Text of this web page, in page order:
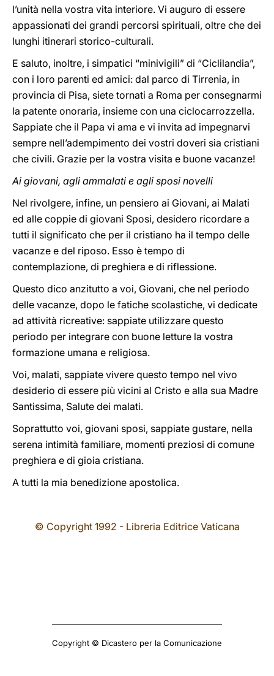
l’unità nella vostra vita interiore. Vi auguro di essere
appassionati dei grandi percorsi spirituali, oltre che dei
lunghi itinerari storico-culturali.
E saluto, inoltre, i simpatici “minivigili” di “Ciclilandia”,
con i loro parenti ed amici: dal parco di Tirrenia, in
provincia di Pisa, siete tornati a Roma per consegnarmi
la patente onoraria, insieme con una ciclocarrozzella.
Sappiate che il Papa vi ama e vi invita ad impegnarvi
sempre nell’adempimento dei vostri doveri sia cristiani
che civili. Grazie per la vostra visita e buone vacanze!
Ai giovani, agli ammalati e agli sposi novelli
Nel rivolgere, infine, un pensiero ai Giovani, ai Malati
ed alle coppie di giovani Sposi, desidero ricordare a
tutti il significato che per il cristiano ha il tempo delle
vacanze e del riposo. Esso è tempo di
contemplazione, di preghiera e di riflessione.
Questo dico anzitutto a voi, Giovani, che nel periodo
delle vacanze, dopo le fatiche scolastiche, vi dedicate
ad attività ricreative: sappiate utilizzare questo
periodo per integrare con buone letture la vostra
formazione umana e religiosa.
Voi, malati, sappiate vivere questo tempo nel vivo
desiderio di essere più vicini al Cristo e alla sua Madre
Santissima, Salute dei malati.
Soprattutto voi, giovani sposi, sappiate gustare, nella
serena intimità familiare, momenti preziosi di comune
preghiera e di gioia cristiana.
A tutti la mia benedizione apostolica.
© Copyright 1992 - Libreria Editrice Vaticana
Copyright © Dicastero per la Comunicazione